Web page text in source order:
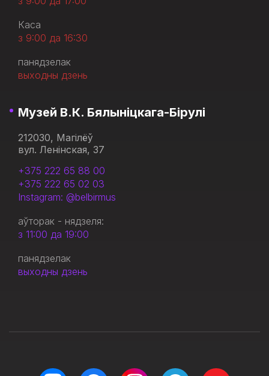
Каса
з 9:00 да 16:30
панядзелак
выходны дзень
Музей В.К. Бялыніцкага-Бірулі
212030, Магілёў
вул. Ленінская, 37
+375 222 65 88 00
+375 222 65 02 03
Instagram: @belbirmus
аўторак - нядзеля:
з 11:00 да 19:00
панядзелак
выходны дзень